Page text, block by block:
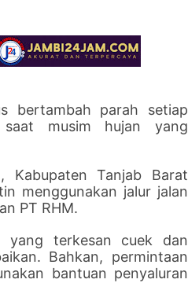
bertambah parah setiap
saat musim hujan yang
Kabupaten Tanjab Barat
menggunakan jalur jalan
PT RHM.
yang terkesan cuek dan
Bahkan, permintaan
bantuan penyaluran